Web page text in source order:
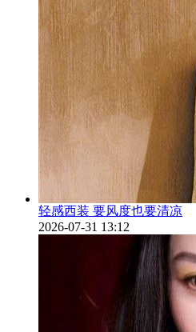
轻感西装 要风度也要清凉
2026-07-31 13:12